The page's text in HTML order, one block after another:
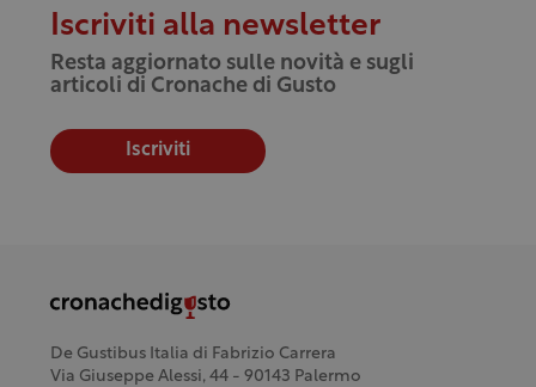
Iscriviti alla newsletter
Resta aggiornato sulle novità e sugli
articoli di Cronache di Gusto
Iscriviti
De Gustibus Italia di Fabrizio Carrera
Via Giuseppe Alessi, 44 - 90143 Palermo